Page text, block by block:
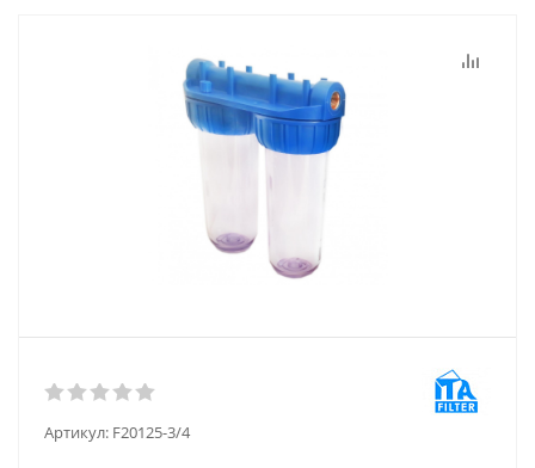
Артикул: F20125-3/4